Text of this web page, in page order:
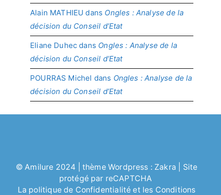
Alain MATHIEU dans Ongles : Analyse de la
décision du Conseil d’Etat
Eliane Duhec dans Ongles : Analyse de la
décision du Conseil d’Etat
POURRAS Michel dans Ongles : Analyse de la
décision du Conseil d’Etat
©Amilure 2024 | thème Wordpress : Zakra | Site
protégé par reCAPTCHA
La politique de Confidentialité et les Conditions